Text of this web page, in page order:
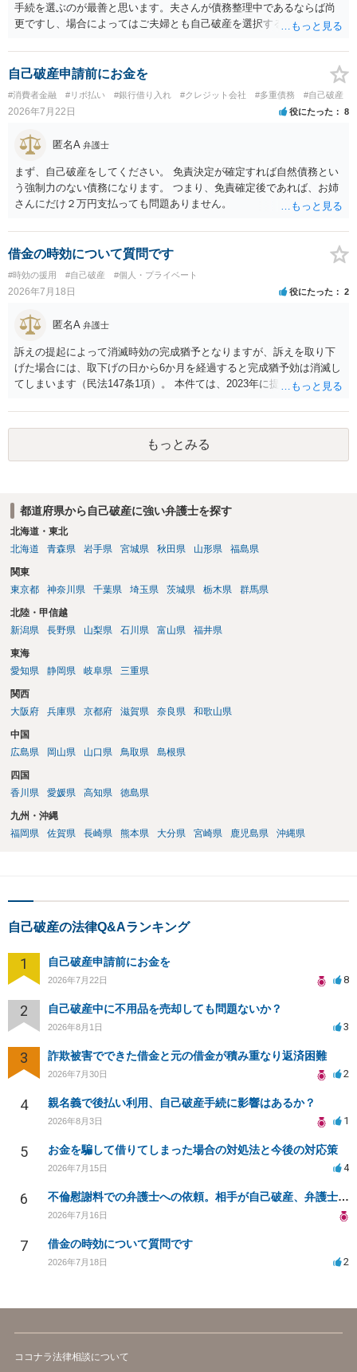
手続を選ぶのが最善と思います。夫さんが債務整理中であるならば尚
更ですし、場合によってはご夫婦とも自己破産を選択する方法もある
自己破産申請前にお金を
#消費者金融 #リボ払い #銀行借り入れ #クレジット会社 #多重債務 #自己破産
2026年7月22日 役にたった 8
匿名A 弁護士
まず、自己破産をしてください。 免責決定が確定すれば自然債務とい
う強制力のない債務になります。 つまり、免責確定後であれば、お姉
さんにだけ２万円支払っても問題ありません。
借金の時効について質問です
#時効の援用 #自己破産 #個人・プライベート
2026年7月18日 役にたった 2
匿名A 弁護士
訴えの提起によって消滅時効の完成猶予となりますが、訴えを取り下
げた場合には、取下げの日から6か月を経過すると完成猶予効は消滅し
てしまいます（民法147条1項）。 本件ては、2023年に提訴された債権
権者については取下げ日から6か月以内に再提訴しなければやはり時効
は更新しないことになります。ただし、消滅時効の起算点は、不払い
日ではなく期限の利益喪失日（通常は所定の分割の支払期日から1～2
か月程度経過しても支払いがなければ一括返済可能という契約になっ
もっとみる
都道府県から自己破産に強い弁護士を探す
北海道・東北
北海道
青森県 岩手県 宮城県 秋田県 山形県 福島県
関東
東京都
神奈川県 千葉県 埼玉県 茨城県 栃木県 群馬県
北陸・甲信越
新潟県
長野県 山梨県 石川県 富山県 福井県
東海
愛知県
静岡県 岐阜県 三重県
関西
大阪府
兵庫県 京都府 滋賀県 奈良県 和歌山県
中国
広島県
岡山県 山口県 鳥取県 島根県
四国
香川県
愛媛県 高知県 徳島県
九州・沖縄
福岡県
佐賀県 長崎県 熊本県 大分県 宮崎県 鹿児島県 沖縄県
自己破産の法律Q&Aランキング
1 自己破産申請前にお金を
2026年7月22日 8
2 自己破産中に不用品を売却しても問題ないか？
2026年8月1日 3
3 詐欺被害でできた借金と元の借金が積み重なり返済困難
2026年7月30日 2
4 親名義で後払い利用、自己破産手続に影響はあるか？
2026年8月3日 1
5 お金を騙して借りてしまった場合の対処法と今後の対応策
2026年7月15日 4
6 不倫慰謝料での弁護士への依頼。相手が自己破産、弁護士との契約範囲は？
2026年7月16日
7 借金の時効について質問です
2026年7月18日 2
ココナラ法律相談について